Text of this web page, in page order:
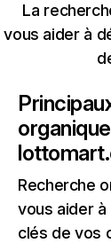
La
vous aider à
Recherche
vous aider
clés de vos